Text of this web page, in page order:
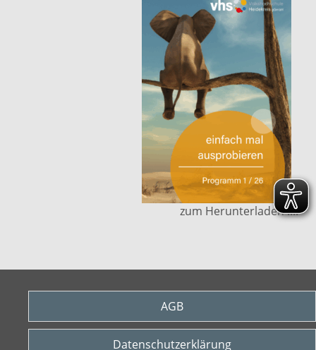
zum Herunterladen ....
AGB
Datenschutzerklärung